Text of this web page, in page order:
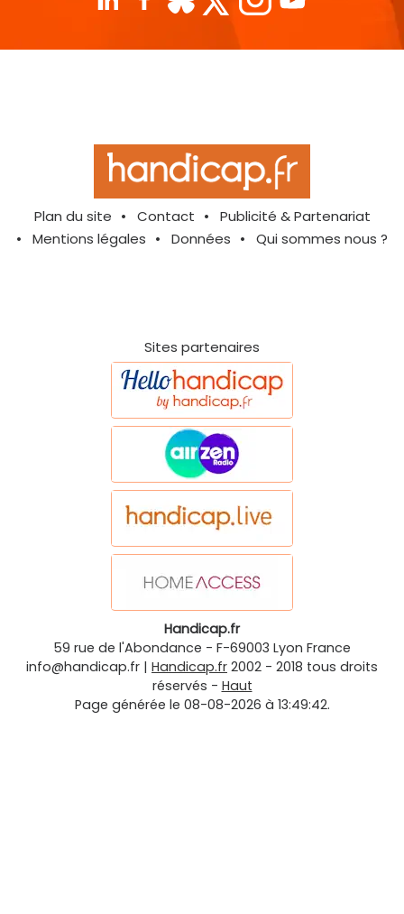
Plan du site Contact
Publicité & Partenariat
Mentions légales
Données Qui sommes nous ?
Sites partenaires
Handicap.fr
59 rue de l'Abondance - F-69003 Lyon France
info@handicap.fr | Handicap.fr 2002 - 2018 tous droits
réservés - Haut
Page générée le 08-08-2026 à 13:49:42.